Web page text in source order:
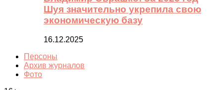
Шуя значительно укрепила свою
экономическую базу
16.12.2025
Персоны
Архив журналов
Фото